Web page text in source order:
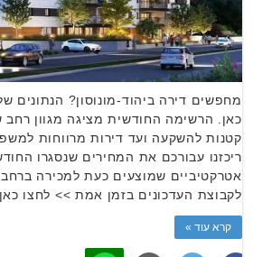
כאן. הרשימה החודשית מציגה מגוון
קטנות להשקעה ועד דירות מרווחות
ריכזנו עבורכם את המחירים שנסגרו
אטרקטיביים שמוצעים כעת למכירה
לקבוצת העדכונים בזמן אמת >> לחצו כאן
קרא עוד »